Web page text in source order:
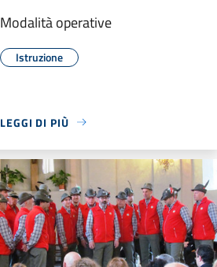
Modalità operative
Istruzione
LEGGI DI PIÙ